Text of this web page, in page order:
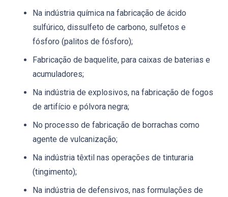
Na indústria química na fabricação de ácido
sulfúrico, dissulfeto de carbono, sulfetos e
fósforo (palitos de fósforo);
Fabricação de baquelite, para caixas de baterias e
acumuladores;
Na indústria de explosivos, na fabricação de fogos
de artifício e pólvora negra;
No processo de fabricação de borrachas como
agente de vulcanização;
Na indústria têxtil nas operações de tinturaria
(tingimento);
Na indústria de defensivos, nas formulações de